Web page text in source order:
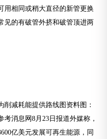
用相同或稍大直径的新管更换
见的有破管外挤和破管顶进两
减耗能提供路线图资料图：
消息网8月23日报道外媒称，
亿美元发展可再生能源，同